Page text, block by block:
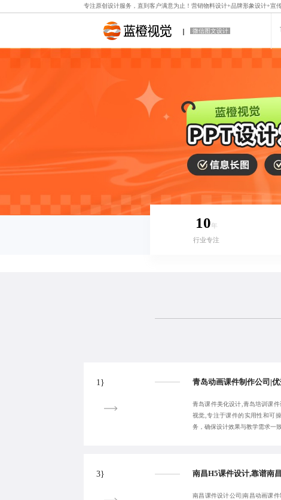
专注原创设计服务，直到客户满意为止！ 营销物料设计+品牌形象设计+宣
微信图文设计
10年
行业专注
1}
青岛课件美化设计,青岛培训课
视觉,专注于课件的实用性和可
务，确保设计效果与教学需求一致
3}
南昌课件设计公司|南昌动画课